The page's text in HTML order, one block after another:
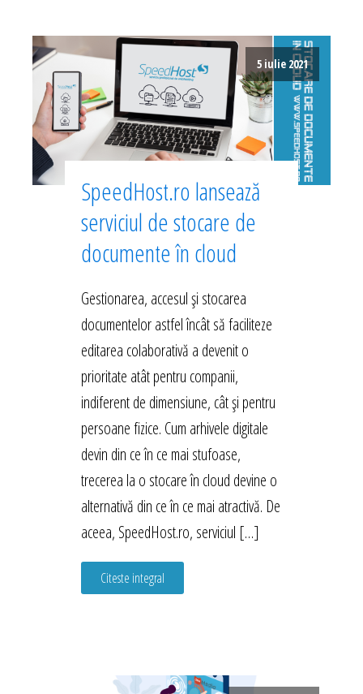
5 iulie 2021
SpeedHost.ro lansează
serviciul de stocare de
documente în cloud
Gestionarea, accesul și stocarea
documentelor astfel încât să faciliteze
editarea colaborativă a devenit o
prioritate atât pentru companii,
indiferent de dimensiune, cât și pentru
persoane fizice. Cum arhivele digitale
devin din ce în ce mai stufoase,
trecerea la o stocare în cloud devine o
alternativă din ce în ce mai atractivă. De
aceea, SpeedHost.ro, serviciul […]
Citeste integral